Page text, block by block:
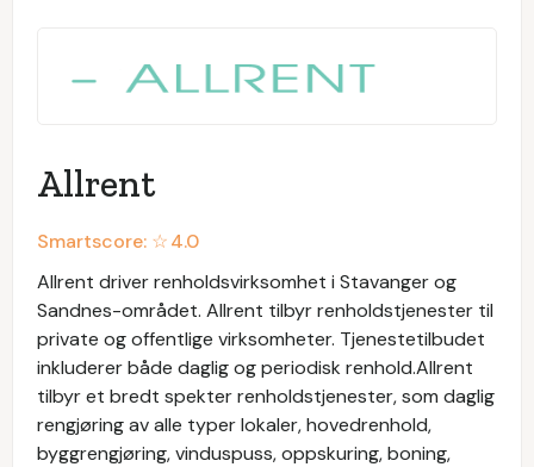
Allrent
Smartscore: ☆4.0
Allrent driver renholdsvirksomhet i Stavanger og
Sandnes-området. Allrent tilbyr renholdstjenester til
private og offentlige virksomheter. Tjenestetilbudet
inkluderer både daglig og periodisk renhold.Allrent
tilbyr et bredt spekter renholdstjenester, som daglig
rengjøring av alle typer lokaler, hovedrenhold,
byggrengjøring, vinduspuss, oppskuring, boning,